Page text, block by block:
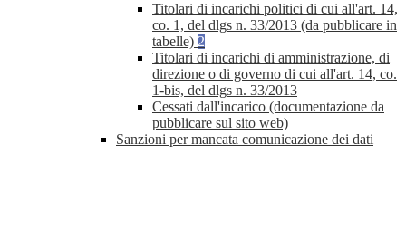
Titolari di incarichi politici di cui all'art. 14,
co. 1, del dlgs n. 33/2013 (da pubblicare in
tabelle) 2
Titolari di incarichi di amministrazione, di
direzione o di governo di cui all'art. 14, co.
1-bis, del dlgs n. 33/2013
Cessati dall'incarico (documentazione da
pubblicare sul sito web)
Sanzioni per mancata comunicazione dei dati